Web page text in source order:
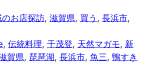
のお店探訪, 滋賀県, 買う , 長浜市
, 伝統料理, 千茂登, 天然マガモ, 新
賀県, 琵琶湖, 長浜市, 魚三, 鴨すき